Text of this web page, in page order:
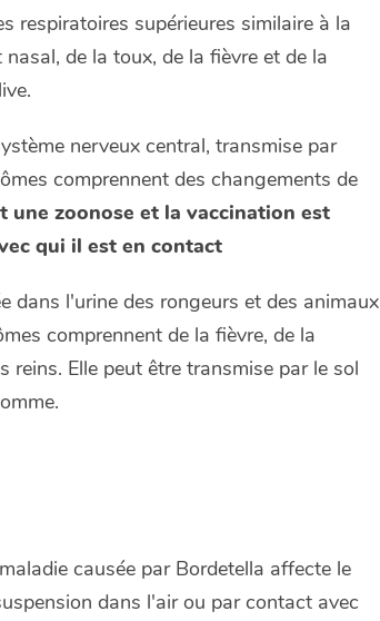
respiratoires supérieures similaire à la
de la toux, de la fièvre et de la
nerveux central, transmise par
comprennent des changements de
une zoonose et la vaccination est
qui il est en contact
dans l'urine des rongeurs et des animaux
comprennent de la fièvre, de la
reins. Elle peut être transmise par le sol
causée par Bordetella affecte le
dans l'air ou par contact avec